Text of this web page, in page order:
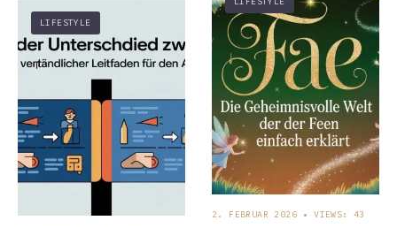
2. FEBRUAR 2026 •VIEWS: 43
LIFESTYLE